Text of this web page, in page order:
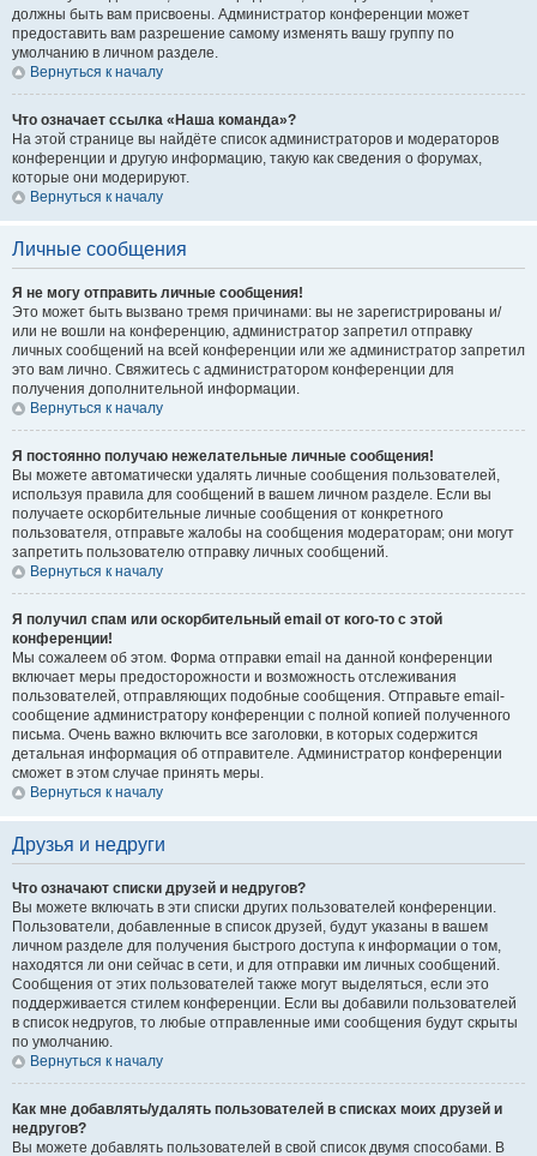
должны быть вам присвоены. Администратор конференции может
предоставить вам разрешение самому изменять вашу группу по
умолчанию в личном разделе.
Вернуться к началу
Что означает ссылка «Наша команда»?
На этой странице вы найдёте список администраторов и модераторов
конференции и другую информацию, такую как сведения о форумах,
которые они модерируют.
Вернуться к началу
Личные сообщения
Я не могу отправить личные сообщения!
Это может быть вызвано тремя причинами: вы не зарегистрированы и/
или не вошли на конференцию, администратор запретил отправку
личных сообщений на всей конференции или же администратор запретил
это вам лично. Свяжитесь с администратором конференции для
получения дополнительной информации.
Вернуться к началу
Я постоянно получаю нежелательные личные сообщения!
Вы можете автоматически удалять личные сообщения пользователей,
используя правила для сообщений в вашем личном разделе. Если вы
получаете оскорбительные личные сообщения от конкретного
пользователя, отправьте жалобы на сообщения модераторам; они могут
запретить пользователю отправку личных сообщений.
Вернуться к началу
Я получил спам или оскорбительный email от кого-то с этой
конференции!
Мы сожалеем об этом. Форма отправки email на данной конференции
включает меры предосторожности и возможность отслеживания
пользователей, отправляющих подобные сообщения. Отправьте email-
сообщение администратору конференции с полной копией полученного
письма. Очень важно включить все заголовки, в которых содержится
детальная информация об отправителе. Администратор конференции
сможет в этом случае принять меры.
Вернуться к началу
Друзья и недруги
Что означают списки друзей и недругов?
Вы можете включать в эти списки других пользователей конференции.
Пользователи, добавленные в список друзей, будут указаны в вашем
личном разделе для получения быстрого доступа к информации о том,
находятся ли они сейчас в сети, и для отправки им личных сообщений.
Сообщения от этих пользователей также могут выделяться, если это
поддерживается стилем конференции. Если вы добавили пользователей
в список недругов, то любые отправленные ими сообщения будут скрыты
по умолчанию.
Вернуться к началу
Как мне добавлять/удалять пользователей в списках моих друзей и
недругов?
Вы можете добавлять пользователей в свой список двумя способами. В